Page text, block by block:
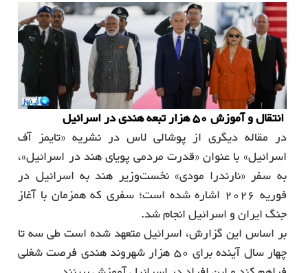
انتقال و آموزش 50 هزار تبعه هندی در اسرائیل
در مقاله دیگری از پوشالی لاس در نشریه «تایمز آف
اسرائیل» با عنوان «قدرت مردمی پویای هند در اسرائیل»،
به سفر «نارندرا مودی» نخست‌وزیر هند به اسرائیل در
فوریه 2026 اشاره شده است؛ سفری که همزمان با آغاز
جنگ ایران و اسرائیل انجام شد.
بر اساس این گزارش، اسرائیل متعهد شده است طی سه تا
چهار سال آینده برای 50 هزار شهروند هندی فرصت شغلی